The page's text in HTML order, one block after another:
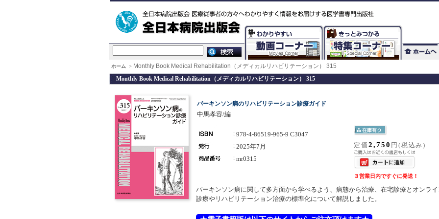
ホーム > Monthly Book Medical Rehabilitation（メディカルリハビリテーション） 315
Monthly Book Medical Rehabilitation（メディカルリハビリテーション） 315
パーキンソン病のリハビリテーション診療ガイド
中馬孝容/編
978-4-86519-965-9 C3047
2025年7月
mr0315
定価 2,750 円(税込み)
３営業日内ですぐに発送！
パーキンソン病に関して多方面から学べるよう、病態から治療、在宅診療とオンラ
診療やリハビリテーション治療の標準化について解説しました。